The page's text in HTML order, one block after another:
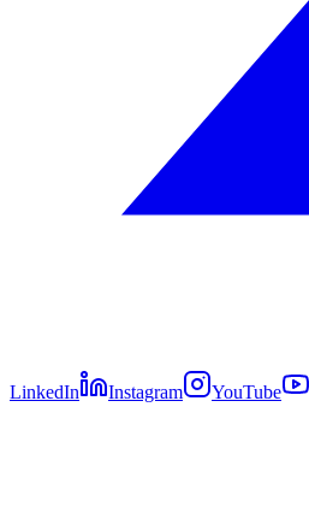
LinkedIn Instagram YouTube